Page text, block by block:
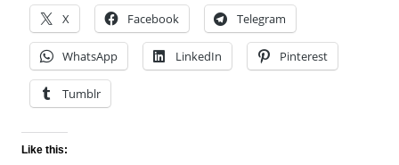
X Facebook Telegram
WhatsApp LinkedIn Pinterest
Tumblr
Like this: